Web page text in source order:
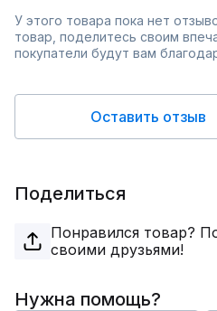
У этого товара пока нет
товар, поделитесь своим
покупатели будут вам
Оставить отзыв
Поделиться
Понравился товар?
своими друзьями!
Нужна помощь?